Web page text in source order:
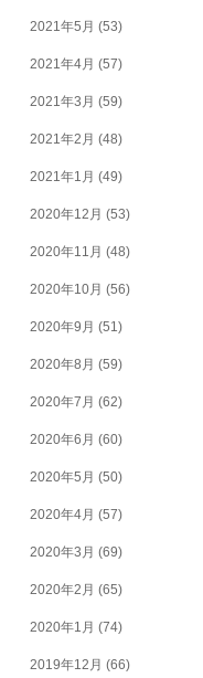
2021年5月 (53)
2021年4月 (57)
2021年3月 (59)
2021年2月 (48)
2021年1月 (49)
2020年12月 (53)
2020年11月 (48)
2020年10月 (56)
2020年9月 (51)
2020年8月 (59)
2020年7月 (62)
2020年6月 (60)
2020年5月 (50)
2020年4月 (57)
2020年3月 (69)
2020年2月 (65)
2020年1月 (74)
2019年12月 (66)